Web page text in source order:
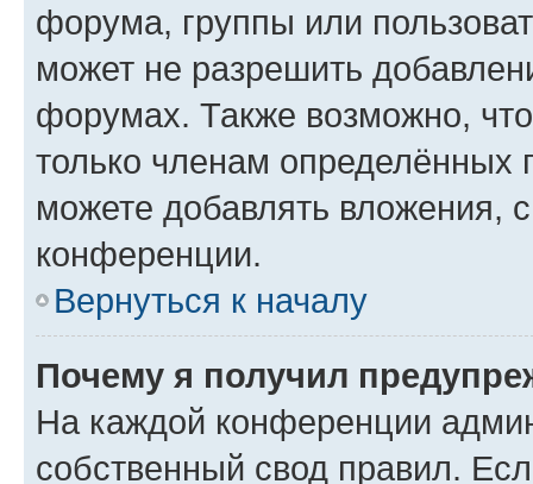
форума, группы или
может не разрешить
форумах. Также возможно,
только членам определённых
можете добавлять вложения,
конференции.
Вернуться к началу
Почему я получил
На каждой конференции
собственный свод правил.